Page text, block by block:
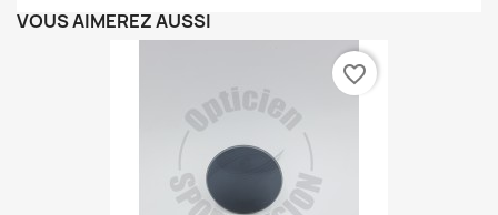
VOUS AIMEREZ AUSSI
favorite_border